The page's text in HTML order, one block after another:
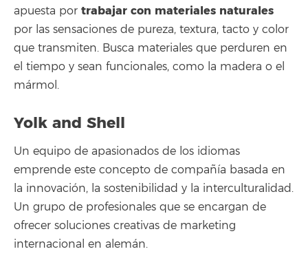
apuesta por trabajar con materiales naturales
por las sensaciones de pureza, textura, tacto y color
que transmiten. Busca materiales que perduren en
el tiempo y sean funcionales, como la madera o el
mármol.
Yolk and Shell
Un equipo de apasionados de los idiomas
emprende este concepto de compañía basada en
la innovación, la sostenibilidad y la interculturalidad.
Un grupo de profesionales que se encargan de
ofrecer soluciones creativas de marketing
internacional en alemán.